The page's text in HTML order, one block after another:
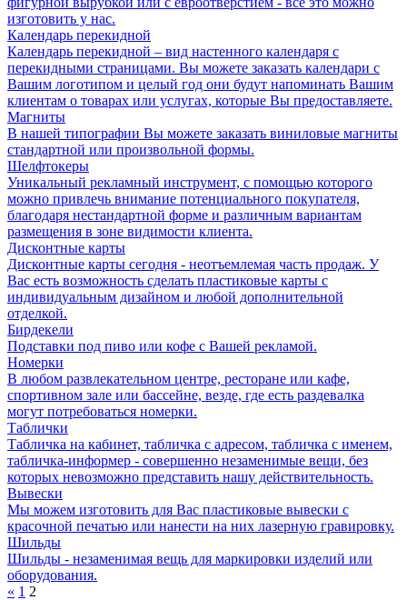
изготовить у нас.
Календарь перекидной
Календарь перекидной – вид настенного календаря с
перекидными страницами. Вы можете заказать календари с
Вашим логотипом и целый год они будут напоминать Вашим
клиентам о товарах или услугах, которые Вы предоставляете.
Магниты
В нашей типографии Вы можете заказать виниловые магниты
стандартной или произвольной формы.
Шелфтокеры
Уникальный рекламный инструмент, с помощью которого
можно привлечь внимание потенциального покупателя,
благодаря нестандартной форме и различным вариантам
размещения в зоне видимости клиента.
Дисконтные карты
Дисконтные карты сегодня - неотъемлемая часть продаж. У
Вас есть возможность сделать пластиковые карты с
индивидуальным дизайном и любой дополнительной
отделкой.
Бирдекели
Подставки под пиво или кофе с Вашей рекламой.
Номерки
В любом развлекательном центре, ресторане или кафе,
спортивном зале или бассейне, везде, где есть раздевалка
могут потребоваться номерки.
Таблички
Табличка на кабинет, табличка с адресом, табличка с именем,
табличка-информер - совершенно незаменимые вещи, без
которых невозможно представить нашу действительность.
Вывески
Мы можем изготовить для Вас пластиковые вывески с
красочной печатью или нанести на них лазерную гравировку.
Шильды
Шильды - незаменимая вещь для маркировки изделий или
оборудования.
« 1 2